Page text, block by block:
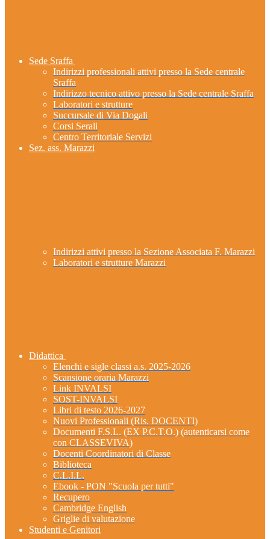
Sede Sraffa
Indirizzi professionali attivi presso la Sede centrale
Sraffa
Indirizzo tecnico attivo presso la Sede centrale Sraffa
Laboratori e strutture
Succursale di Via Dogali
Corsi Serali
Centro Territoriale Servizi
Sez. ass. Marazzi
Indirizzi attivi presso la Sezione Associata F. Marazzi
Laboratori e strutture Marazzi
Didattica
Elenchi e sigle classi a.s. 2025-2026
Scansione oraria Marazzi
Link INVALSI
SOST-INVALSI
Libri di testo 2026-2027
Nuovi Professionali (Ris. DOCENTI)
Documenti F.S.L. (EX P.C.T.O.) (autenticarsi come
con CLASSEVIVA)
Docenti Coordinatori di Classe
Biblioteca
C.L.I.L.
Ebook - PON "Scuola per tutti"
Recupero
Cambridge English
Griglie di valutazione
Studenti e Genitori